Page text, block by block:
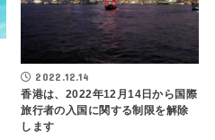
2022.12.14
香港は、2022年12月14日から国際
旅行者の入国に関する制限を解除
します